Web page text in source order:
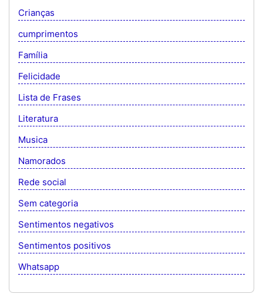
Crianças
cumprimentos
Família
Felicidade
Lista de Frases
Literatura
Musica
Namorados
Rede social
Sem categoria
Sentimentos negativos
Sentimentos positivos
Whatsapp